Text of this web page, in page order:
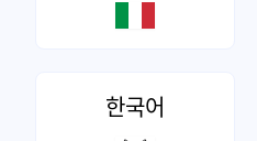
한국어